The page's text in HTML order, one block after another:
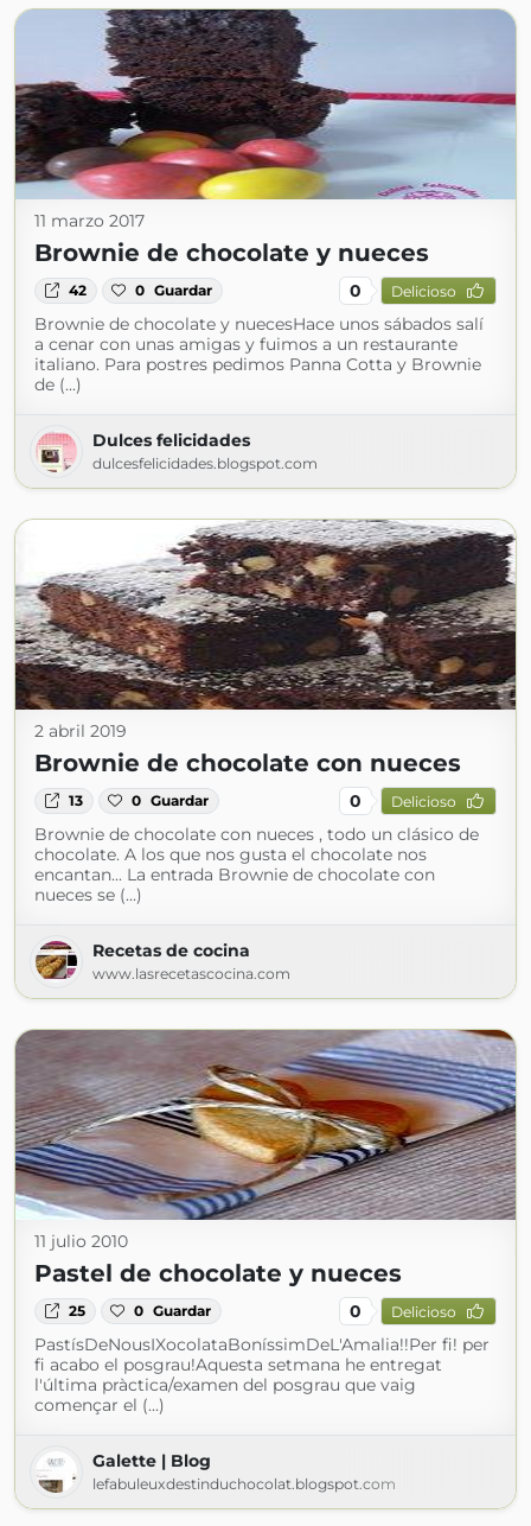
11 marzo 2017
Brownie de chocolate y nueces
42 0 Guardar 0 Delicioso
Brownie de chocolate y nuecesHace unos sábados salí
a cenar con unas amigas y fuimos a un restaurante
italiano. Para postres pedimos Panna Cotta y Brownie
de (...)
Dulces felicidades
dulcesfelicidades.blogspot.com
2 abril 2019
Brownie de chocolate con nueces
13 0 Guardar 0 Delicioso
Brownie de chocolate con nueces , todo un clásico de
chocolate. A los que nos gusta el chocolate nos
encantan... La entrada Brownie de chocolate con
nueces se (...)
Recetas de cocina
www.lasrecetascocina.com
11 julio 2010
Pastel de chocolate y nueces
25 0 Guardar 0 Delicioso
PastísDeNousIXocolataBoníssimDeL'Amalia!!Per fi! per
fi acabo el posgrau!Aquesta setmana he entregat
l'última pràctica/examen del posgrau que vaig
començar el (...)
Galette | Blog
lefabuleuxdestinduchocolat.blogspot.com